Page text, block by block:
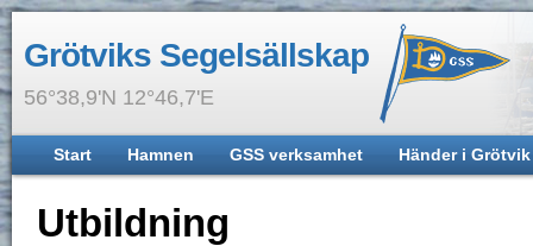
Grötviks Segelsällskap
56°38,9'N 12°46,7'E
Start Hamnen GSS verksamhet Händer i Grötvik
Utbildning